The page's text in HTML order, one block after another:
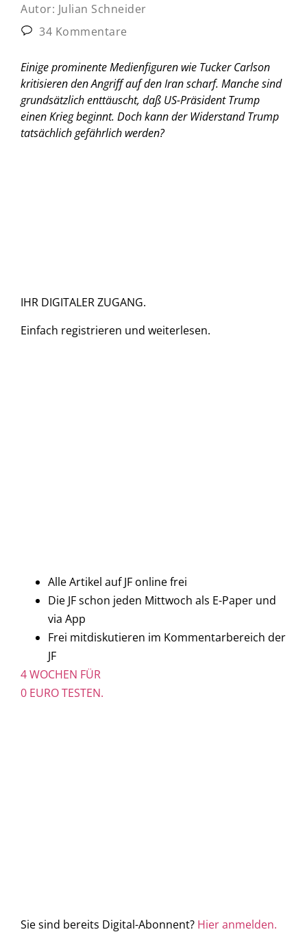
Autor: Julian Schneider
34 Kommentare
Einige prominente Medienfiguren wie Tucker Carlson
kritisieren den Angriff auf den Iran scharf. Manche sind
grundsätzlich enttäuscht, daß US-Präsident Trump
einen Krieg beginnt. Doch kann der Widerstand Trump
tatsächlich gefährlich werden?
IHR DIGITALER ZUGANG.
Einfach registrieren und weiterlesen.
Alle Artikel auf JF online frei
Die JF schon jeden Mittwoch als E-Paper und
via App
Frei mitdiskutieren im Kommentarbereich der
JF
4 WOCHEN FÜR
0 EURO TESTEN.
Sie sind bereits Digital-Abonnent? Hier anmelden.